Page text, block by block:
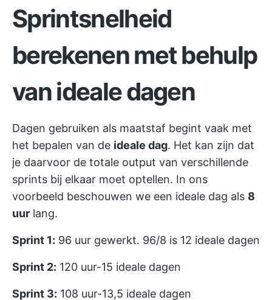
Sprintsnelheid
berekenen met behulp
van ideale dagen
Dagen gebruiken als maatstaf begint vaak met
het bepalen van de ideale dag. Het kan zijn dat
je daarvoor de totale output van verschillende
sprints bij elkaar moet optellen. In ons
voorbeeld beschouwen we een ideale dag als 8
uur lang.
Sprint 1: 96 uur gewerkt. 96/8 is 12 ideale dagen
Sprint 2: 120 uur-15 ideale dagen
Sprint 3: 108 uur-13,5 ideale dagen